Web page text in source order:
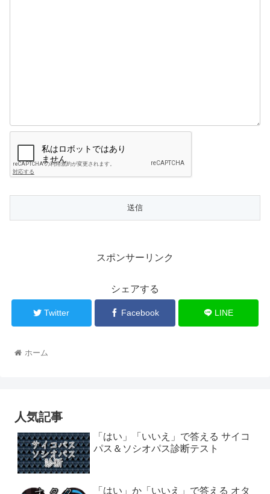
スポンサーリンク
シェアする
Twitter Facebook LINE
ホーム
人気記事
「はい」「いいえ」で答える サイコ
パス＆ソシオパス診断テスト
「はい」か「いいえ」で答える オタ